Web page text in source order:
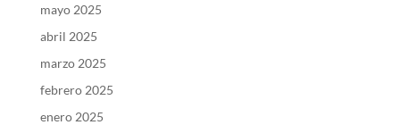
mayo 2025
abril 2025
marzo 2025
febrero 2025
enero 2025